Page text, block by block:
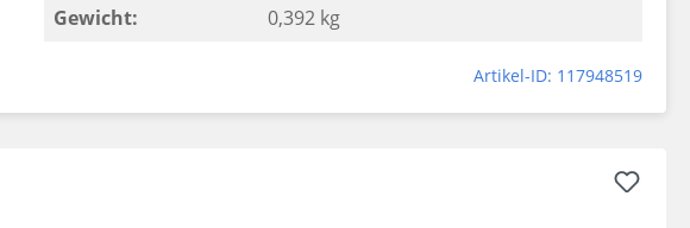
Gewicht: 0,392 kg
Artikel-ID: 117948519